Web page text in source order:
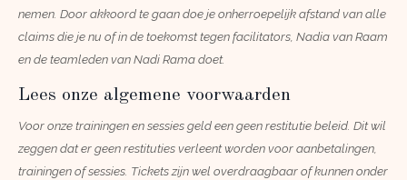
nemen. Door akkoord te gaan doe je onherroepelijk afstand van alle
claims die je nu of in de toekomst tegen facilitators, Nadia van Raam
en de teamleden van Nadi Rama doet.
Lees onze algemene voorwaarden
Voor onze trainingen en sessies geld een geen restitutie beleid. Dit wil
zeggen dat er geen restituties verleent worden voor aanbetalingen,
trainingen of sessies. Tickets zijn wel overdraagbaar of kunnen onder